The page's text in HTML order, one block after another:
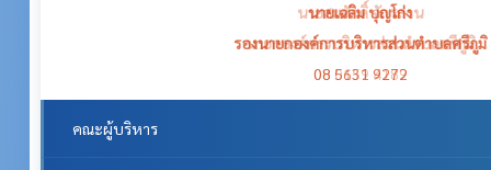
นายเฉลิม บุญโก่ง
รองนายกองค์การบริหารส่วนตำบลศรีภูมิ
08 5631 9272
คณะผู้บริหาร